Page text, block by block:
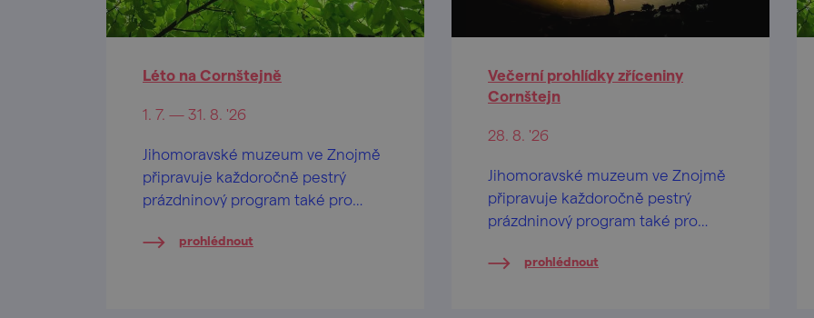
Léto na Cornštejně
1. 7. — 31. 8. '26
Jihomoravské muzeum ve Znojmě
připravuje každoročně pestrý
prázdninový program také pro
Cornštejn.prohlédnout
Večerní prohlídky zříceniny
Cornštejn
28. 8. '26
Jihomoravské muzeum ve Znojmě
připravuje každoročně pestrý
prázdninový program také pro
Cornštejn nedaleko obce Bítov.
prohlédnout